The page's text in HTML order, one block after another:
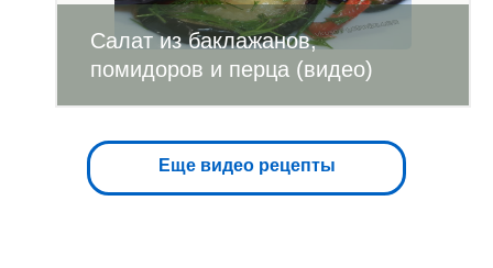
Салат из баклажанов,
помидоров и перца (видео)
Еще видео рецепты